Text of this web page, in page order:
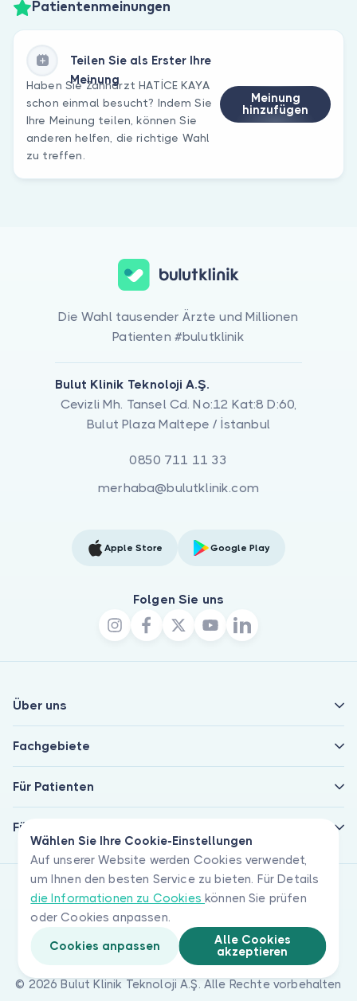
Patientenmeinungen
Teilen Sie als Erster Ihre
Meinung
Haben Sie Zahnarzt HATİCE KAYA
schon einmal besucht? Indem Sie
Ihre Meinung teilen, können Sie
anderen helfen, die richtige Wahl
zu treffen.
Meinung
hinzufügen
Wählen Sie Ihre Cookie-Einstellungen
Auf unserer Website werden Cookies verwendet,
um Ihnen den besten Service zu bieten. Für Details
die Informationen zu Cookieskönnen Sie prüfen
oder Cookies anpassen.
Cookies anpassen
Alle Cookies
akzeptieren
Die Wahl tausender Ärzte und Millionen
Patienten #bulutklinik
Bulut Klinik Teknoloji A.Ş.
Cevizli Mh. Tansel Cd. No:12 Kat:8 D:60,
Bulut Plaza Maltepe / İstanbul
0850 711 11 33
merhaba@bulutklinik.com
Apple Store Google Play
Folgen Sie uns
Über uns
Fachgebiete
Für Patienten
Für Ärzte
© 2026 Bulut Klinik Teknoloji A.Ş. Alle Rechte vorbehalten